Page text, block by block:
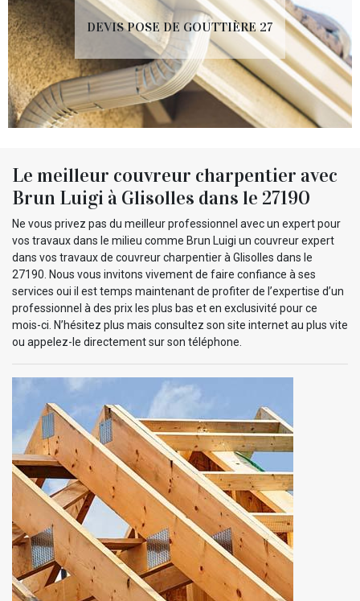
DEVIS POSE DE GOUTTIÈRE 27
Le meilleur couvreur charpentier avec
Brun Luigi à Glisolles dans le 27190
Ne vous privez pas du meilleur professionnel avec un expert pour
vos travaux dans le milieu comme Brun Luigi un couvreur expert
dans vos travaux de couvreur charpentier à Glisolles dans le
27190. Nous vous invitons vivement de faire confiance à ses
services oui il est temps maintenant de profiter de l’expertise d’un
professionnel à des prix les plus bas et en exclusivité pour ce
mois-ci. N’hésitez plus mais consultez son site internet au plus vite
ou appelez-le directement sur son téléphone.